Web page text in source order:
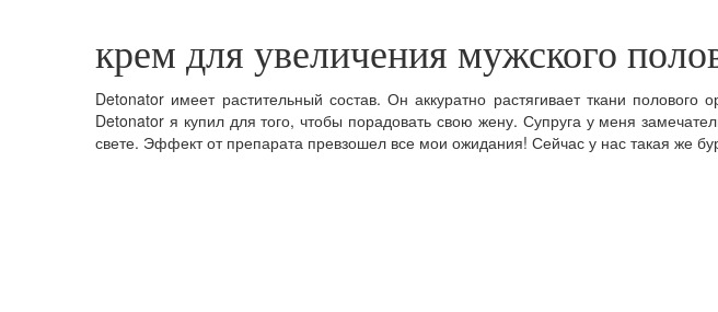
крем для увеличения мужского
Detonator имеет растительный состав. Он аккуратно растягивает ткани полового
Detonator я купил для того, чтобы порадовать свою жену. Супруга у меня
свете. Эффект от препарата превзошел все мои ожидания! Сейчас у нас такая же